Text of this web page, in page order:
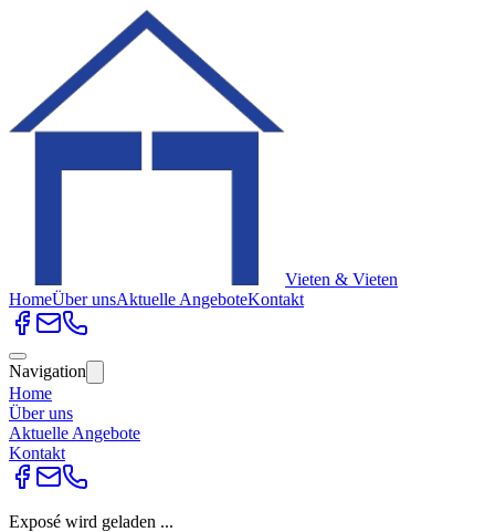
Vieten & Vieten
HomeÜber unsAktuelle AngeboteKontakt
Navigation
Home
Über uns
Aktuelle Angebote
Kontakt
Exposé wird geladen ...